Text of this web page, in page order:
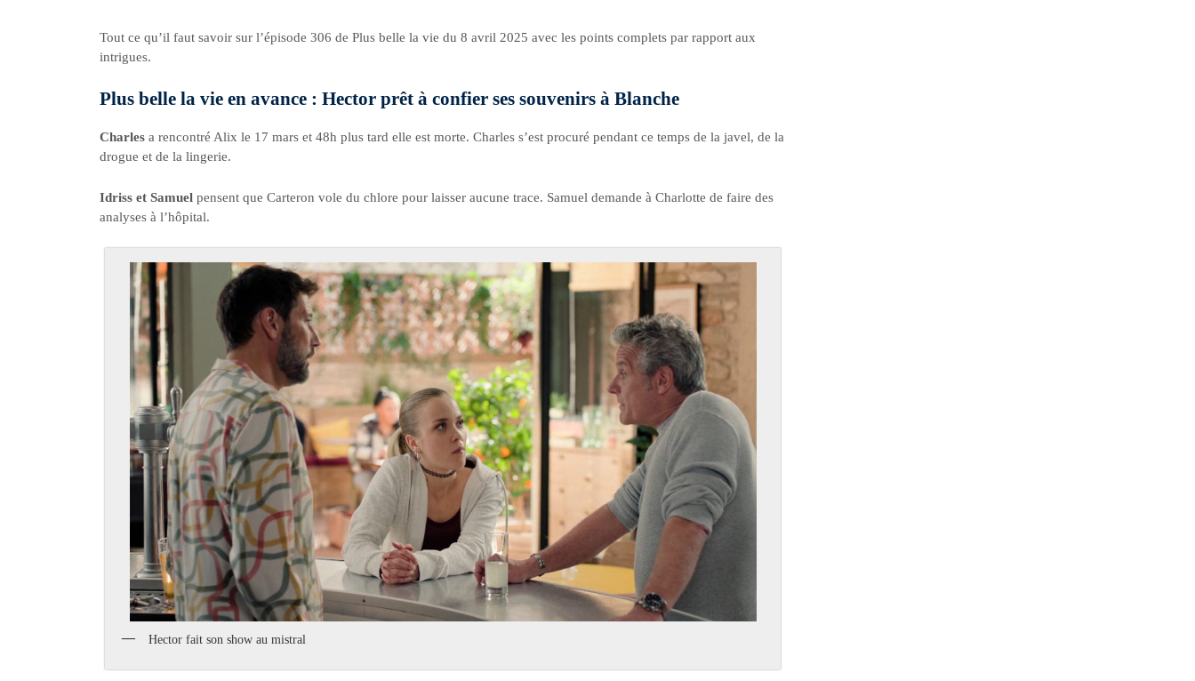
Tout ce qu’il faut savoir sur l’épisode 306 de Plus belle la vie du 8 avril 2025 avec les points complets par rapport aux
intrigues.
Plus belle la vie en avance : Hector prêt à confier ses souvenirs à Blanche
Charles a rencontré Alix le 17 mars et 48h plus tard elle est morte. Charles s’est procuré pendant ce temps de la javel, de la
drogue et de la lingerie.
Idriss et Samuel pensent que Carteron vole du chlore pour laisser aucune trace. Samuel demande à Charlotte de faire des
analyses à l’hôpital.
Hector fait son show au mistral